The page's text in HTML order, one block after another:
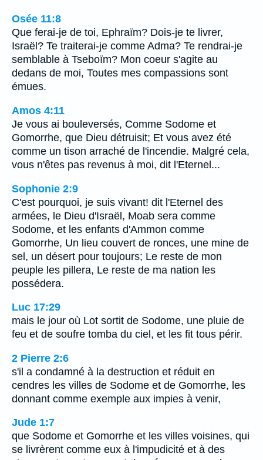
Osée 11:8
Que ferai-je de toi, Ephraïm? Dois-je te livrer,
Israël? Te traiterai-je comme Adma? Te rendrai-je
semblable à Tseboïm? Mon coeur s'agite au
dedans de moi, Toutes mes compassions sont
émues.
Amos 4:11
Je vous ai bouleversés, Comme Sodome et
Gomorrhe, que Dieu détruisit; Et vous avez été
comme un tison arraché de l'incendie. Malgré cela,
vous n'êtes pas revenus à moi, dit l'Eternel...
Sophonie 2:9
C'est pourquoi, je suis vivant! dit l'Eternel des
armées, le Dieu d'Israël, Moab sera comme
Sodome, et les enfants d'Ammon comme
Gomorrhe, Un lieu couvert de ronces, une mine de
sel, un désert pour toujours; Le reste de mon
peuple les pillera, Le reste de ma nation les
possédera.
Luc 17:29
mais le jour où Lot sortit de Sodome, une pluie de
feu et de soufre tomba du ciel, et les fit tous périr.
2 Pierre 2:6
s'il a condamné à la destruction et réduit en
cendres les villes de Sodome et de Gomorrhe, les
donnant comme exemple aux impies à venir,
Jude 1:7
que Sodome et Gomorrhe et les villes voisines, qui
se livrèrent comme eux à l'impudicité et à des